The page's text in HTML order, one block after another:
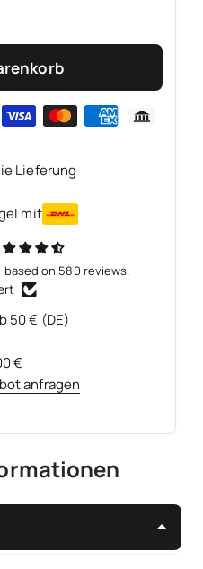
Lieferung
mit
on 580 reviews.
50 € (DE)
€
anfragen